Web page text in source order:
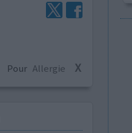
Pour Allergie X